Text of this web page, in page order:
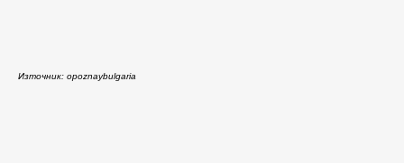
Източник: opoznaybulgaria